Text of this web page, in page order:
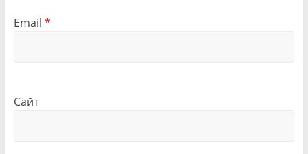
Email *
Сайт